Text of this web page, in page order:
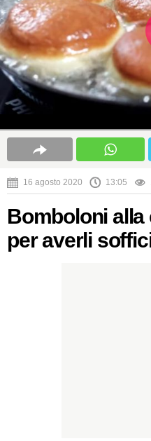
16 agosto 2020 13:05
Bomboloni
per averli